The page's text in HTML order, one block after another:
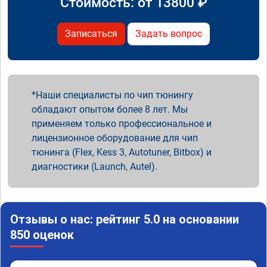
Записаться Задать вопрос
Наши специалисты по чип тюнингу
обладают опытом более 8 лет. Мы
применяем только профессиональное и
лицензионное оборудование для чип
тюнинга (Flex, Kess 3, Autotuner, Bitbox) и
диагностики (Launch, Autel).
Отзывы о нас: рейтинг 5.0 на основании
850 оценок